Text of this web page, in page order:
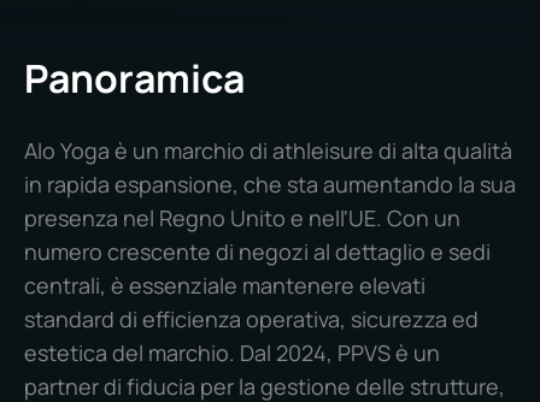
Panoramica
Alo Yoga è un marchio di athleisure di alta qualità
in rapida espansione, che sta aumentando la sua
presenza nel Regno Unito e nell'UE. Con un
numero crescente di negozi al dettaglio e sedi
centrali, è essenziale mantenere elevati
standard di efficienza operativa, sicurezza ed
estetica del marchio. Dal 2024, PPVS è un
partner di fiducia per la gestione delle strutture,